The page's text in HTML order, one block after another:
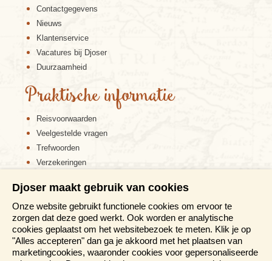
Contactgegevens
Nieuws
Klantenservice
Vacatures bij Djoser
Duurzaamheid
Praktische informatie
Reisvoorwaarden
Veelgestelde vragen
Trefwoorden
Verzekeringen
Disclaimer
Cookiebeleid
Privacy verklaring
Reis en boek met Djoser zekerheid
Djoser maakt gebruik van cookies
Onze website gebruikt functionele cookies om ervoor te
zorgen dat deze goed werkt. Ook worden er analytische
cookies geplaatst om het websitebezoek te meten. Klik je op
"Alles accepteren" dan ga je akkoord met het plaatsen van
marketingcookies, waaronder cookies voor gepersonaliseerde